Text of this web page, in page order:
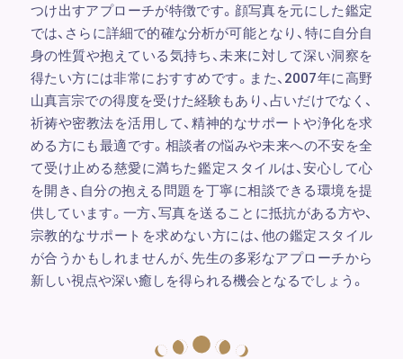
つけ出すアプローチが特徴です。顔写真を元にした鑑定
では、さらに詳細で的確な分析が可能となり、特に自分自
身の性質や抱えている気持ち、未来に対して深い洞察を
得たい方には非常におすすめです。また、2007年に高野
山真言宗での得度を受けた経験もあり、占いだけでなく、
祈祷や密教法を活用して、精神的なサポートや浄化を求
める方にも最適です。相談者の悩みや未来への不安を全
て受け止める慈愛に満ちた鑑定スタイルは、安心して心
を開き、自分の抱える問題を丁寧に相談できる環境を提
供しています。一方、写真を送ることに抵抗がある方や、
宗教的なサポートを求めない方には、他の鑑定スタイル
が合うかもしれませんが、先生の多彩なアプローチから
新しい視点や深い癒しを得られる機会となるでしょう。